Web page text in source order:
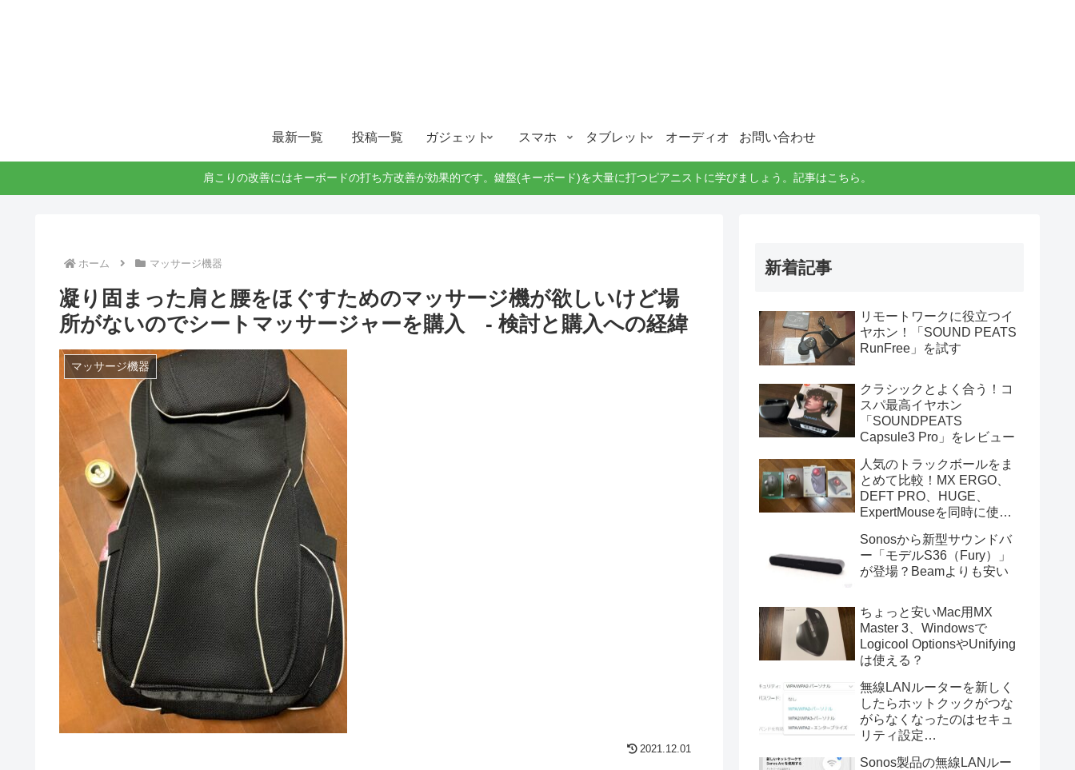
最新一覧 投稿一覧 ガジェット スマホ タブレット オーディオ お問い合わせ
肩こりの改善にはキーボードの打ち方改善が効果的です。鍵盤(キーボード)を大量に打つピアニストに学びましょう。記事はこちら。
ホーム マッサージ機器
凝り固まった肩と腰をほぐすためのマッサージ機が欲しいけど場
所がないのでシートマッサージャーを購入 - 検討と購入への経緯
マッサージ機器
2021.12.01
新着記事
リモートワークに役立つイ
ヤホン！「SOUND PEATS
RunFree」を試す
クラシックとよく合う！コ
スパ最高イヤホン
「SOUNDPEATS
Capsule3 Pro」をレビュー
人気のトラックボールをま
とめて比較！MX ERGO、
DEFT PRO、HUGE、
ExpertMouseを同時に使っ
Sonosから新型サウンドバ
ー「モデルS36（Fury）」
が登場？Beamよりも安い
ちょっと安いMac用MX
Master 3、Windowsで
Logicool OptionsやUnifying
は使える？
無線LANルーターを新しく
したらホットクックがつな
がらなくなったのはセキュ
リティ設定
Sonos製品の無線LANルー